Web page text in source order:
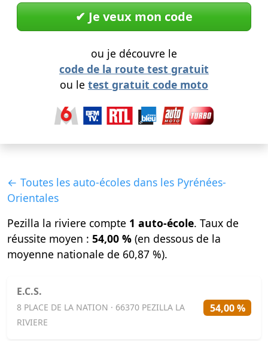
✔︎ Je veux mon code
ou je découvre le
code de la route test gratuit
ou le test gratuit code moto
← Toutes les auto-écoles dans les Pyrénées-
Orientales
Pezilla la riviere compte 1 auto-école. Taux de
réussite moyen : 54,00 % (en dessous de la
moyenne nationale de 60,87 %).
E.C.S.
8 PLACE DE LA NATION · 66370 PEZILLA LA
RIVIERE
54,00 %